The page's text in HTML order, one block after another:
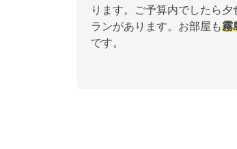
ります。ご予算内でしたら
ランがあります。お部屋も霧
です。